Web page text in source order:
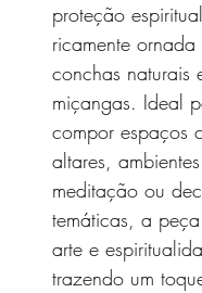
proteção
ricamente ornada
conchas naturais
miçangas. Ideal
compor espaços
altares,
meditação ou
temáticas, a
arte e
trazendo um